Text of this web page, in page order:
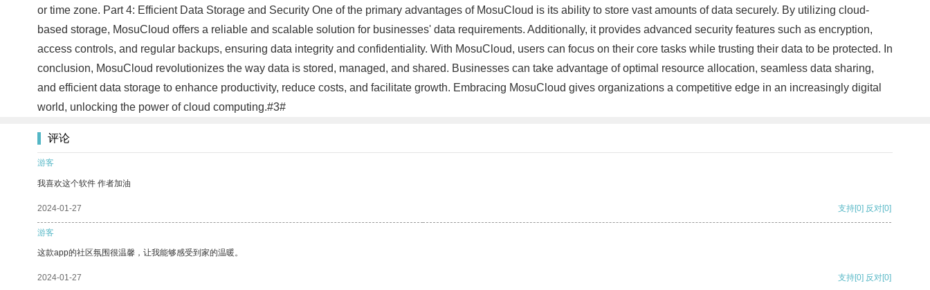
or time zone. Part 4: Efficient Data Storage and Security One of the primary advantages of MosuCloud is its ability to store vast amounts of data securely. By utilizing cloud-
based storage, MosuCloud offers a reliable and scalable solution for businesses' data requirements. Additionally, it provides advanced security features such as encryption,
access controls, and regular backups, ensuring data integrity and confidentiality. With MosuCloud, users can focus on their core tasks while trusting their data to be protected. In
conclusion, MosuCloud revolutionizes the way data is stored, managed, and shared. Businesses can take advantage of optimal resource allocation, seamless data sharing,
and efficient data storage to enhance productivity, reduce costs, and facilitate growth. Embracing MosuCloud gives organizations a competitive edge in an increasingly digital
world, unlocking the power of cloud computing.#3#
评论
游客
我喜欢这个软件 作者加油
2024-01-27 支持[0] 反对[0]
游客
这款app的社区氛围很温馨，让我能够感受到家的温暖。
2024-01-27 支持[0] 反对[0]